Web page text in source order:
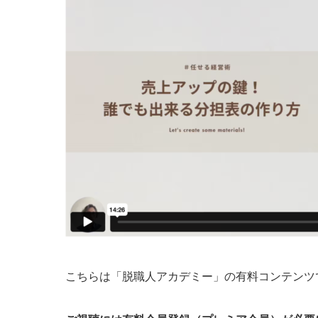
こちらは「脱職人アカデミー」の有料コンテン